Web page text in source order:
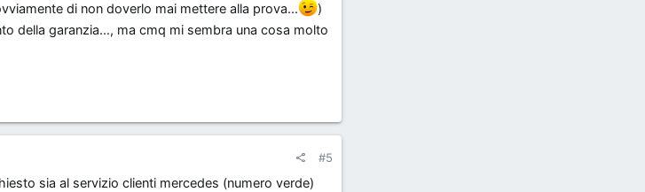
di non doverlo mai mettere alla prova...
)
della garanzia..., ma cmq mi sembra una cosa molto
#5
sia al servizio clienti mercedes (numero verde)